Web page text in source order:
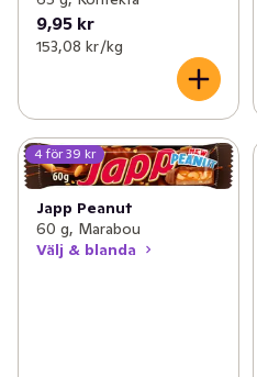
9,95 kr
153,08 kr /kg
4 för 39 kr
Japp Peanut
60 g, Marabou
Välj & blanda